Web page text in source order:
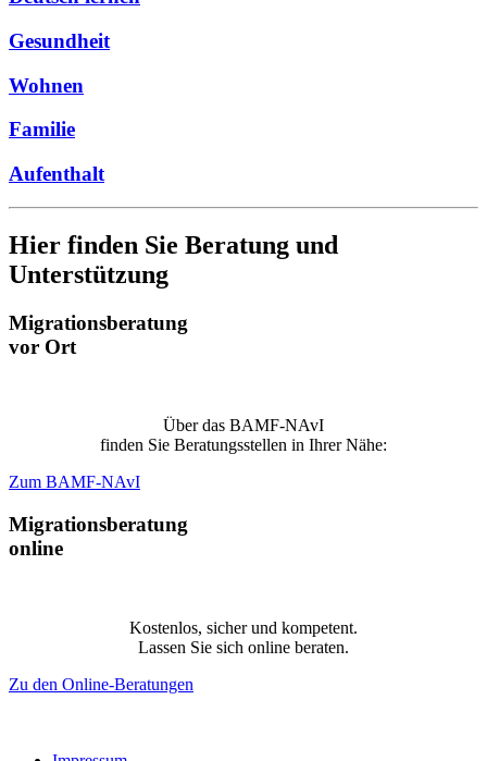
Gesundheit
Wohnen
Familie
Aufenthalt
Hier finden Sie Beratung und
Unterstützung
Migrationsberatung
vor Ort
Über das BAMF-NAvI
finden Sie Beratungsstellen in Ihrer Nähe:
Zum BAMF-NAvI
Migrationsberatung
online
Kostenlos, sicher und kompetent.
Lassen Sie sich online beraten.
Zu den Online-Beratungen